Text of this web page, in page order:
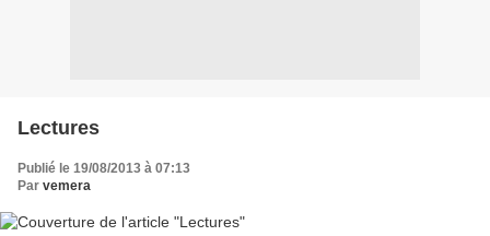
Lectures
Publié le 19/08/2013 à 07:13
Par vemera